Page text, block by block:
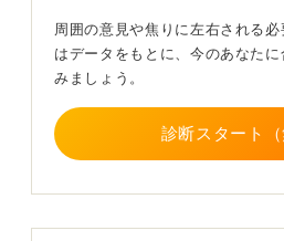
キャリアセンターやエージェン
リアコンサルタントに相談し、客
周囲の意見や焦りに左右される
はデータをもとに、今のあなた
みましょう。
診断スタート（